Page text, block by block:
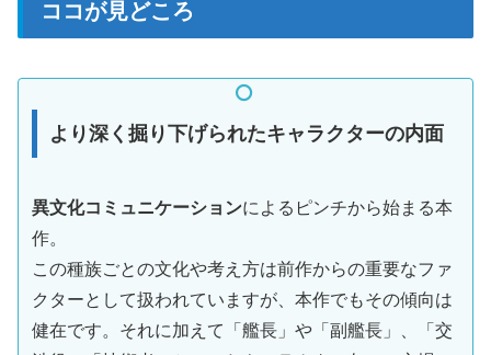
ココが見どころ
より深く掘り下げられたキャラクターの内面
異文化コミュニケーションによるピンチから始まる本
作。
この種族ごとの文化や考え方は前作からの重要なファ
クターとして扱われていますが、本作でもその傾向は
健在です。それに加えて「艦長」や「副艦長」、「交